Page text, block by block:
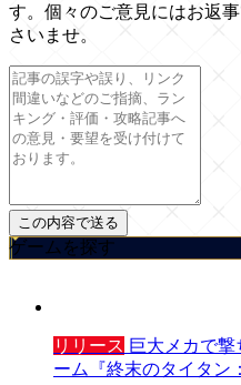
す。個々のご意見にはお返
さいませ。
ゲームを探す
リリース 巨大メカで
ーム『終末のタイタン